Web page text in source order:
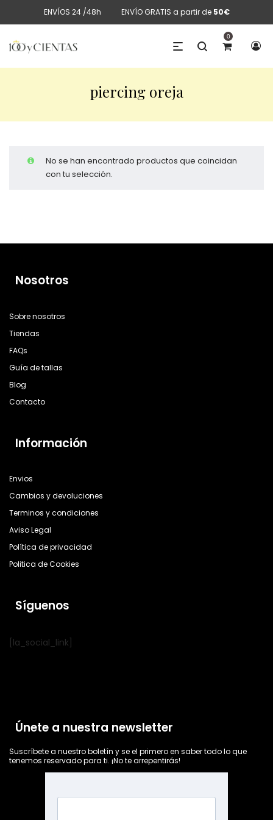
ENVÍOS 24 /48h ENVÍO GRATIS a partir de 50€
0
piercing oreja
No se han encontrado productos que coincidan
con tu selección.
Nosotros
Sobre nosotros
Tiendas
FAQs
Guía de tallas
Blog
Contacto
Información
Envios
Cambios y devoluciones
Terminos y condiciones
Aviso Legal
Política de privacidad
Politica de Cookies
Síguenos
[la_social_link]
Únete a nuestra newsletter
Suscríbete a nuestro boletín y se el primero en saber todo lo que
tenemos reservado para ti. ¡No te arrepentirás!